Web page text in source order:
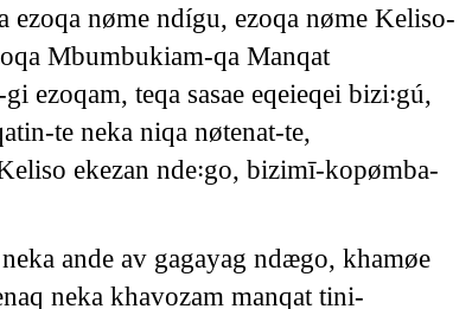
ezoqa nøme ndígu, ezoqa nøme Keliso-
Mbumbukiam-qa Manqat
teqa sasae eqeieqei bizi꞉gú,
te neka niqa nøtenat-te,
ekezan nde꞉go, bizimī-kopømba-
ande av gagayag ndægo, khamøe
neka khavozam manqat tini-